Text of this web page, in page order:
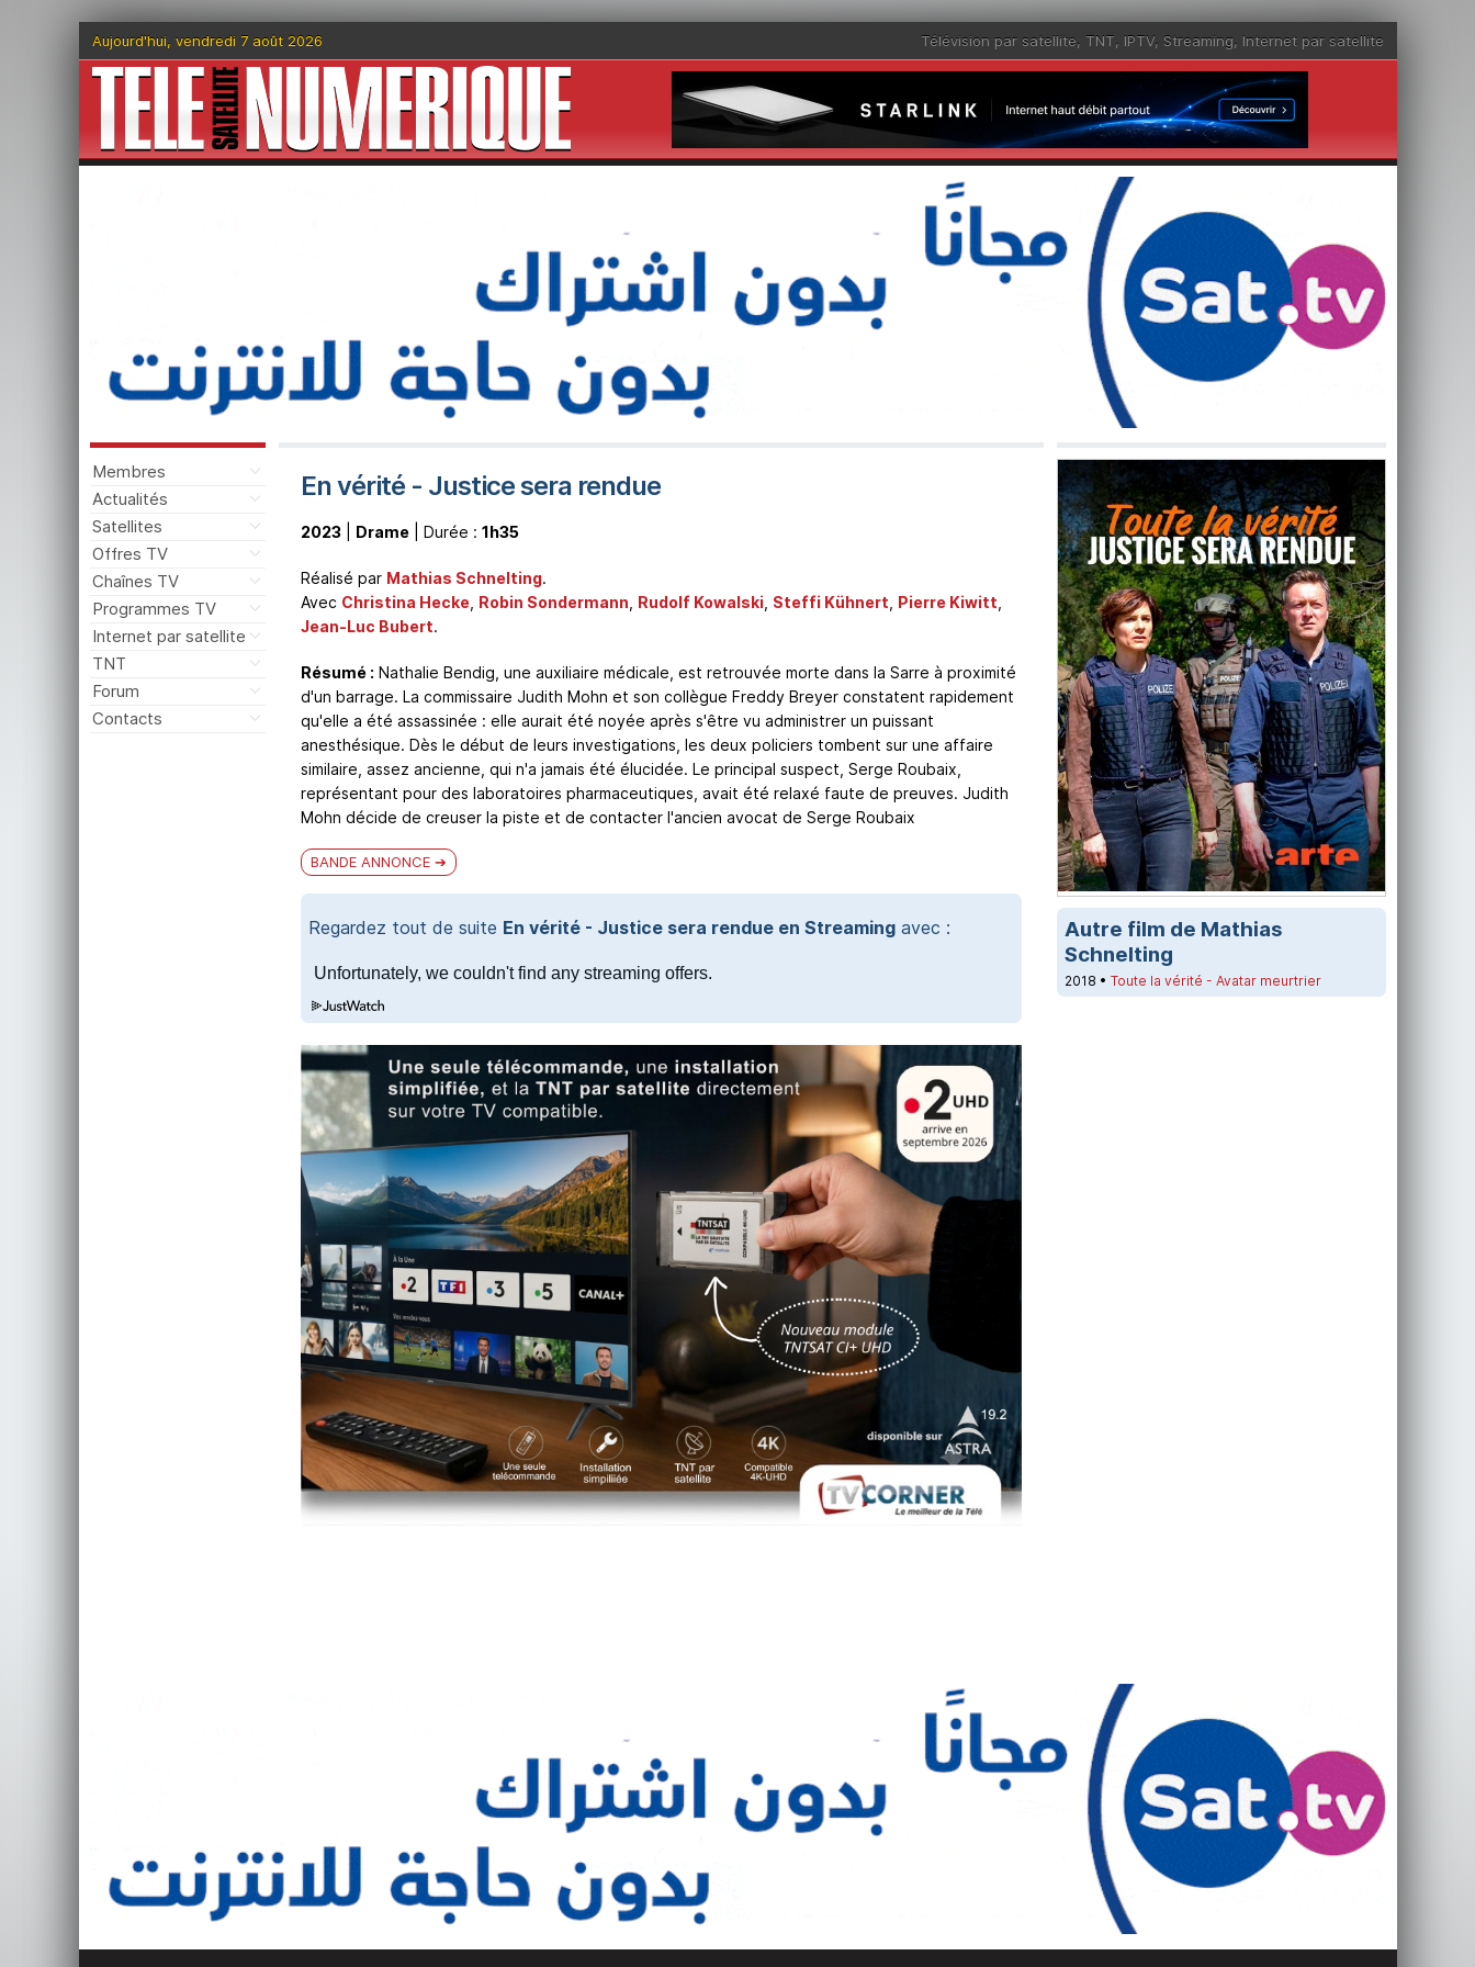
Aujourd'hui, vendredi 7 août 2026 Télévision par satellite, TNT, IPTV, Streaming, Internet par satellite
Membres
Actualités
Satellites
Offres TV
Chaînes TV
Programmes TV
Internet par satellite
TNT
Forum
Contacts
En vérité - Justice sera rendue
2023| Drame| Durée : 1h35
Réalisé par Mathias Schnelting.
Avec Christina Hecke, Robin Sondermann Rudolf Kowalski, Steffi Kühnert Pierre Kiwitt
Jean-Luc Bubert.
Résumé : Nathalie Bendig, une auxiliaire médicale, est retrouvée morte dans la Sarre à proximité
d'un barrage. La commissaire Judith Mohn et son collègue Freddy Breyer constatent rapidement
qu'elle a été assassinée : elle aurait été noyée après s'être vu administrer un puissant
anesthésique. Dès le début de leurs investigations, les deux policiers tombent sur une affaire
similaire, assez ancienne, qui n'a jamais été élucidée. Le principal suspect, Serge Roubaix,
représentant pour des laboratoires pharmaceutiques, avait été relaxé faute de preuves. Judith
Mohn décide de creuser la piste et de contacter l'ancien avocat de Serge Roubaix
BANDE ANNONCE
Regardez tout de suite En vérité - Justice sera rendue en Streamingavec :
Autre film de Mathias
Schnelting
2018 • Toute la vérité - Avatar meurtrier